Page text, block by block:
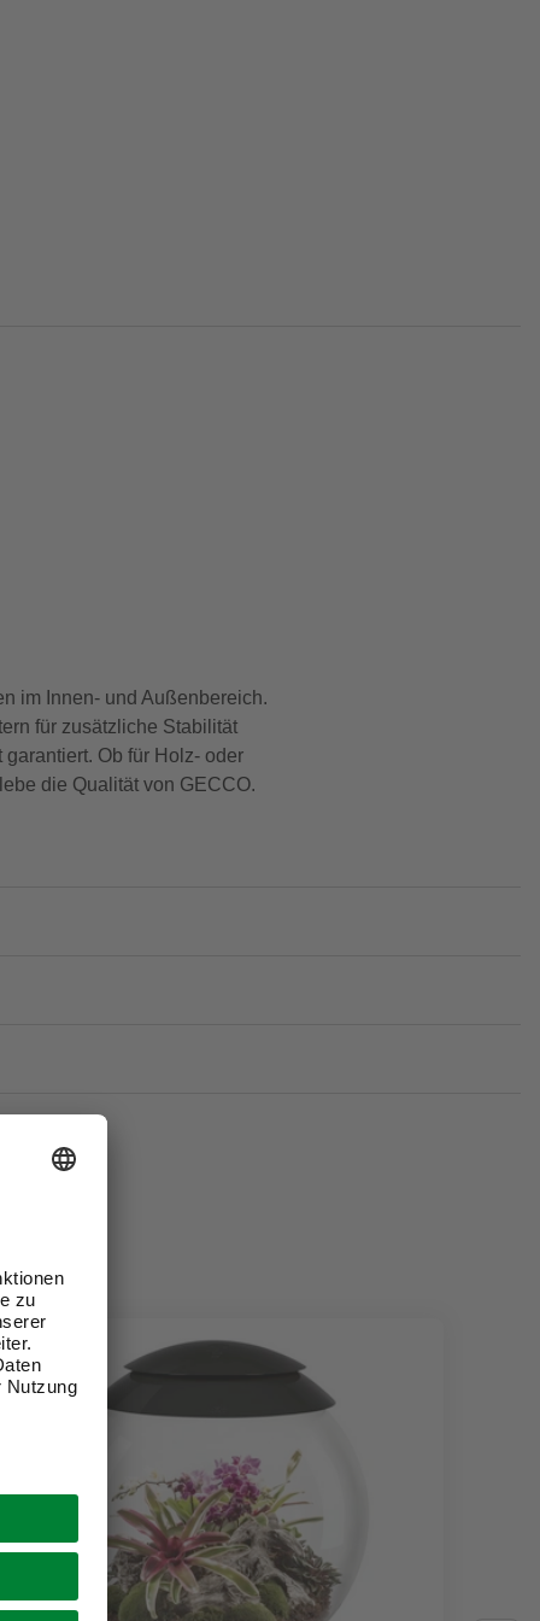
im Innen- und Außenbereich.
für zusätzliche Stabilität
Ob für Holz- oder
die Qualität von GECCO.